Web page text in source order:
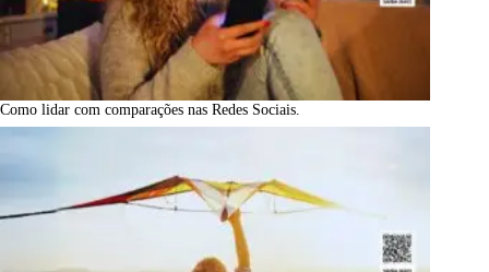
Como lidar com comparações nas Redes Sociais.